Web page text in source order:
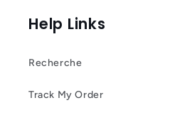
Help Links
Recherche
Track My Order